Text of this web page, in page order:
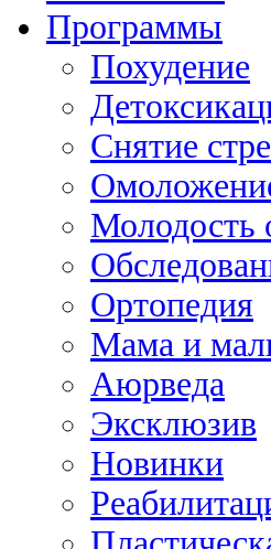
Программы
Похудение
Снятие
Молодость
Ортопедия
Мама и
Аюрведа
Эксклюзив
Новинки